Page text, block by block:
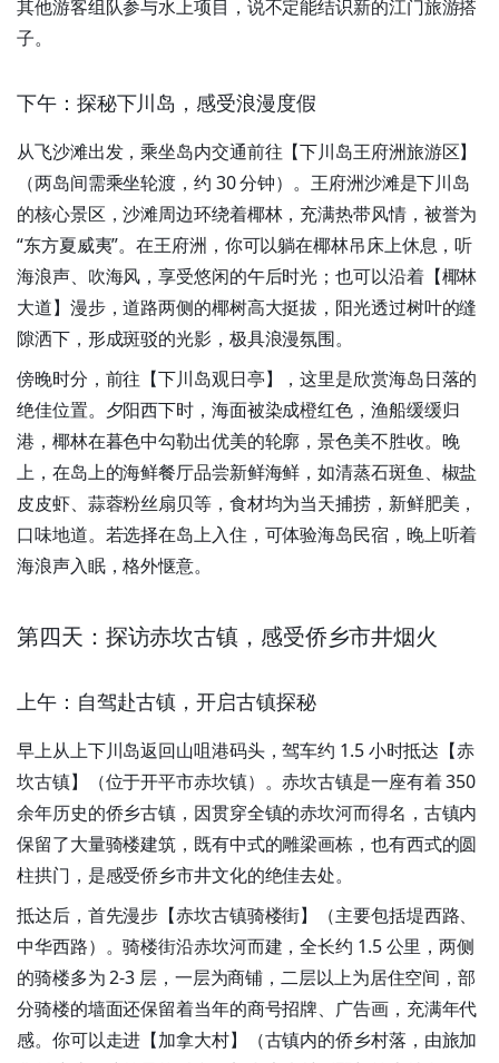
其他游客组队参与水上项目，说不定能结识新的江门旅游搭
子。
下午：探秘下川岛，感受浪漫度假
从飞沙滩出发，乘坐岛内交通前往【下川岛王府洲旅游区】
（两岛间需乘坐轮渡，约 30 分钟）。王府洲沙滩是下川岛
的核心景区，沙滩周边环绕着椰林，充满热带风情，被誉为
“东方夏威夷”。在王府洲，你可以躺在椰林吊床上休息，听
海浪声、吹海风，享受悠闲的午后时光；也可以沿着【椰林
大道】漫步，道路两侧的椰树高大挺拔，阳光透过树叶的缝
隙洒下，形成斑驳的光影，极具浪漫氛围。
傍晚时分，前往【下川岛观日亭】，这里是欣赏海岛日落的
绝佳位置。夕阳西下时，海面被染成橙红色，渔船缓缓归
港，椰林在暮色中勾勒出优美的轮廓，景色美不胜收。晚
上，在岛上的海鲜餐厅品尝新鲜海鲜，如清蒸石斑鱼、椒盐
皮皮虾、蒜蓉粉丝扇贝等，食材均为当天捕捞，新鲜肥美，
口味地道。若选择在岛上入住，可体验海岛民宿，晚上听着
海浪声入眠，格外惬意。
第四天：探访赤坎古镇，感受侨乡市井烟火
上午：自驾赴古镇，开启古镇探秘
早上从上下川岛返回山咀港码头，驾车约 1.5 小时抵达【赤
坎古镇】（位于开平市赤坎镇）。赤坎古镇是一座有着 350
余年历史的侨乡古镇，因贯穿全镇的赤坎河而得名，古镇内
保留了大量骑楼建筑，既有中式的雕梁画栋，也有西式的圆
柱拱门，是感受侨乡市井文化的绝佳去处。
抵达后，首先漫步【赤坎古镇骑楼街】（主要包括堤西路、
中华西路）。骑楼街沿赤坎河而建，全长约 1.5 公里，两侧
的骑楼多为 2-3 层，一层为商铺，二层以上为居住空间，部
分骑楼的墙面还保留着当年的商号招牌、广告画，充满年代
感。你可以走进【加拿大村】（古镇内的侨乡村落，由旅加